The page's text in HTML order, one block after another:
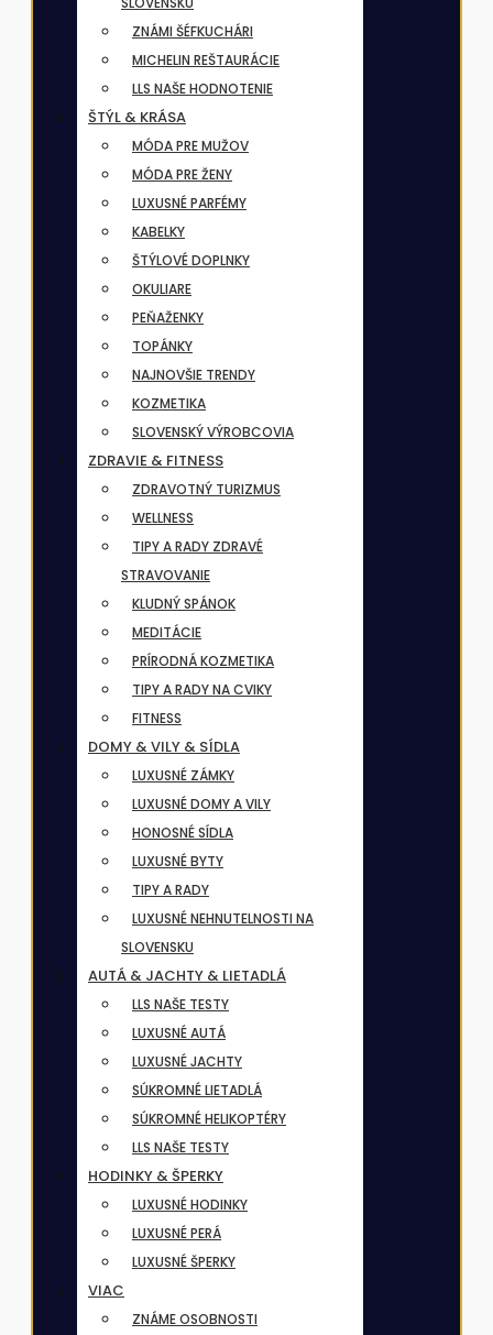
ZNÁMI ŠÉFKUCHÁRI
MICHELIN REŠTAURÁCIE
LLS NAŠE HODNOTENIE
ŠTÝL & KRÁSA
MÓDA PRE MUŽOV
MÓDA PRE ŽENY
LUXUSNÉ PARFÉMY
KABELKY
ŠTÝLOVÉ DOPLNKY
OKULIARE
PEŇAŽENKY
TOPÁNKY
NAJNOVŠIE TRENDY
KOZMETIKA
SLOVENSKÝ VÝROBCOVIA
ZDRAVIE & FITNESS
ZDRAVOTNÝ TURIZMUS
WELLNESS
TIPY A RADY ZDRAVÉ
STRAVOVANIE
KLUDNÝ SPÁNOK
MEDITÁCIE
PRÍRODNÁ KOZMETIKA
TIPY A RADY NA CVIKY
FITNESS
DOMY & VILY & SÍDLA
LUXUSNÉ ZÁMKY
LUXUSNÉ DOMY A VILY
HONOSNÉ SÍDLA
LUXUSNÉ BYTY
TIPY A RADY
LUXUSNÉ NEHNUTELNOSTI NA
SLOVENSKU
AUTÁ & JACHTY & LIETADLÁ
LLS NAŠE TESTY
LUXUSNÉ AUTÁ
LUXUSNÉ JACHTY
SÚKROMNÉ LIETADLÁ
SÚKROMNÉ HELIKOPTÉRY
LLS NAŠE TESTY
HODINKY & ŠPERKY
LUXUSNÉ HODINKY
LUXUSNÉ PERÁ
LUXUSNÉ ŠPERKY
VIAC
ZNÁME OSOBNOSTI